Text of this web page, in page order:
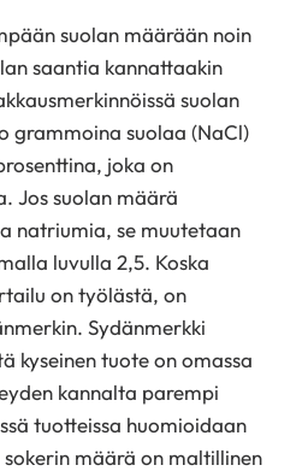
suolan määrään noin
saantia kannattaakin
suolan
grammoina suolaa (NaCl)
joka on
Jos suolan määrä
natriumia, se muutetaan
luvulla 2,5. Koska
on työlästä, on
Sydänmerkki
kyseinen tuote on omassa
kannalta parempi
tuotteissa huomioidaan
määrä on maltillinen